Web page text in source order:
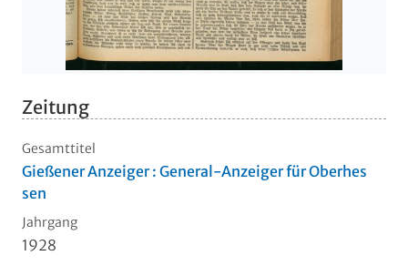
Zeitung
Gesamttitel
Gießener Anzeiger : General-Anzeiger für Oberhes
sen
Jahrgang
1928